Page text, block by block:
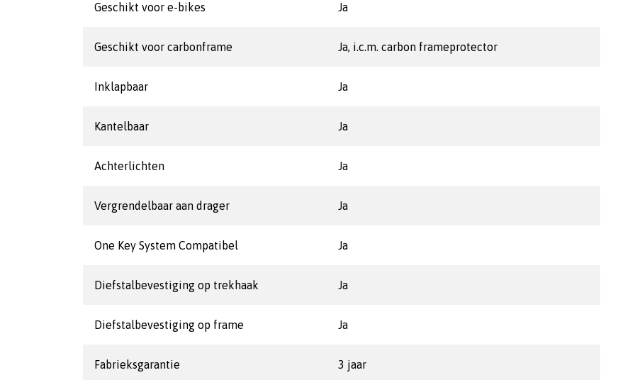
Geschikt voor e-bikes Ja
Geschikt voor carbonframe Ja, i.c.m. carbon frameprotector
Inklapbaar Ja
Kantelbaar Ja
Achterlichten Ja
Vergrendelbaar aan drager Ja
One Key System Compatibel Ja
Diefstalbevestiging op trekhaak Ja
Diefstalbevestiging op frame Ja
Fabrieksgarantie 3 jaar